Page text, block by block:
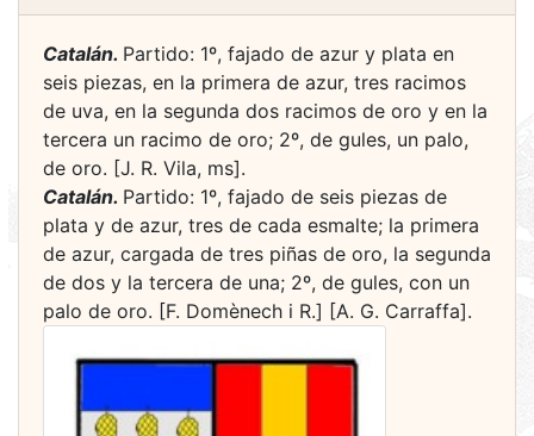
Catalán. Partido: 1º, fajado de azur y plata en
seis piezas, en la primera de azur, tres racimos
de uva, en la segunda dos racimos de oro y en la
tercera un racimo de oro; 2º, de gules, un palo,
de oro. [J. R. Vila, ms].
Catalán. Partido: 1º, fajado de seis piezas de
plata y de azur, tres de cada esmalte; la primera
de azur, cargada de tres piñas de oro, la segunda
de dos y la tercera de una; 2º, de gules, con un
palo de oro. [F. Domènech i R.] [A. G. Carraffa].